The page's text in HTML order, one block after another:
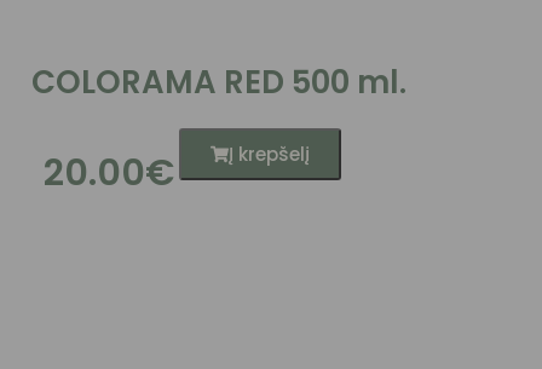
COLORAMA RED 500 ml.
20.00€ Į krepšelį